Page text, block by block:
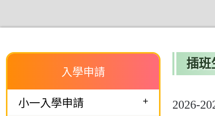
入學申請
小一入學申請 +
插班
2026-